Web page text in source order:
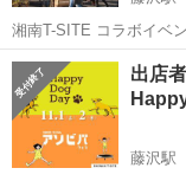
湘南T-SITE コラボイベ
&【Happy Dog Day】とのコラボ開催 キッズ
イベント
神奈川 藤沢市 藤
出店者募
藤沢駅